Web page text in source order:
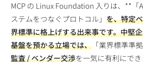
MCP の Linux Foundation 入りは、**「
ステムをつなぐプロトコル」を、特定
界標準に格上げする出来事です。中堅
基盤を預かる立場では、 「業界標準準
監査 / ベンダー交渉を一気に有利にでき